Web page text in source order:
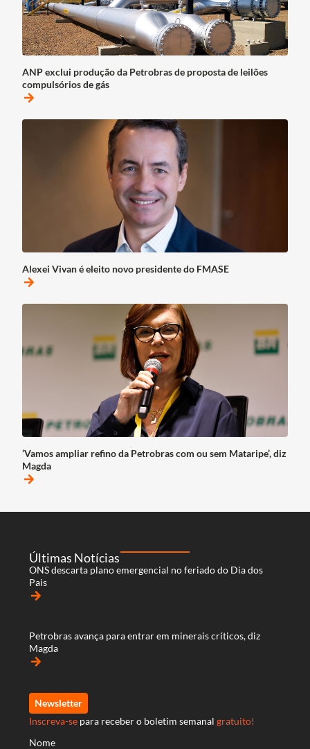
ANP exclui produção da Petrobras de proposta de leilões
compulsórios de gás
arrow_forward
Alexei Vivan é eleito novo presidente do FMASE
arrow_forward
‘Vamos ampliar refino da Petrobras com ou sem Mataripe’, diz
Magda
arrow_forward
Últimas Notícias
ONS descarta plano emergencial no feriado do Dia dos
Pais
arrow_forward
Petrobras avança para entrar em minerais críticos, diz
Magda
arrow_forward
Newsletter
Inscreva-se para receber o boletim semanal gratuito!
Nome